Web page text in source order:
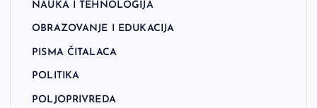
NAUKA I TEHNOLOGIJA
OBRAZOVANJE I EDUKACIJA
PISMA ČITALACA
POLITIKA
POLJOPRIVREDA